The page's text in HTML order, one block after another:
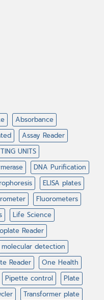
Absorbance
Assay Reader
UNITS
DNA Purification
ELISA plates
Fluorometers
Life Science
Reader
molecular detection
Reader
One Health
Pipette control
Plate
Transformer plate